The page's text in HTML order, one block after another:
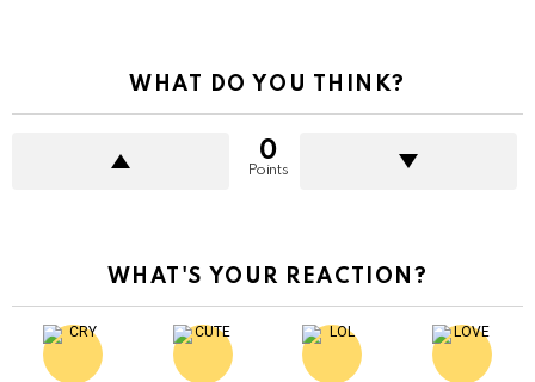
WHAT DO YOU THINK?
0
Points
WHAT'S YOUR REACTION?